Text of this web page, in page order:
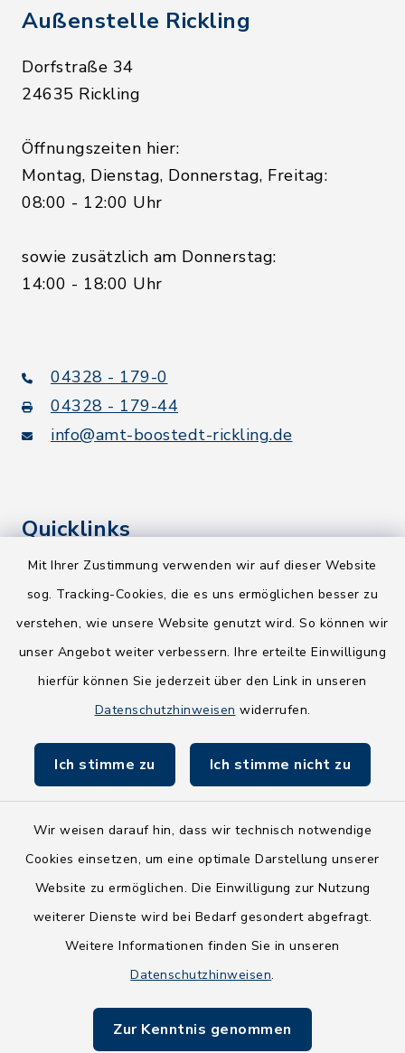
Mit Ihrer Zustimmung verwenden wir auf dieser Website
sog. Tracking-Cookies, die es uns ermöglichen besser zu
verstehen, wie unsere Website genutzt wird. So können wir
unser Angebot weiter verbessern. Ihre erteilte Einwilligung
hierfür können Sie jederzeit über den Link in unseren
Datenschutzhinweisen widerrufen.
Ich stimme zu Ich stimme nicht zu
Wir weisen darauf hin, dass wir technisch notwendige
Cookies einsetzen, um eine optimale Darstellung unserer
Website zu ermöglichen. Die Einwilligung zur Nutzung
weiterer Dienste wird bei Bedarf gesondert abgefragt.
Weitere Informationen finden Sie in unseren
Datenschutzhinweisen.
Zur Kenntnis genommen
Außenstelle Rickling
Dorfstraße 34
24635 Rickling
Öffnungszeiten hier:
Montag, Dienstag, Donnerstag, Freitag:
08:00 - 12:00 Uhr
sowie zusätzlich am Donnerstag:
14:00 - 18:00 Uhr
04328 - 179-0
04328 - 179-44
info@amt-boostedt-rickling.de
Quicklinks
Kreis Segeberg
NEU! Amtsbroschüre 2026
Holsteiner Auenland
Fundbüro
Barrierefreiheit
Impressum